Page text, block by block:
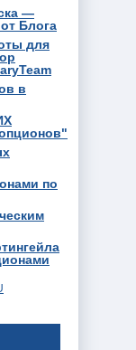
—
Блога
для
в
по